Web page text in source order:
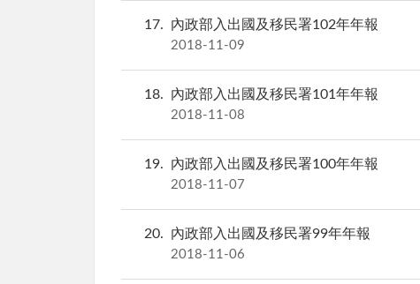
17 內政部入出國及移民署102年年報
2018-11-09
18 內政部入出國及移民署101年年報
2018-11-08
19 內政部入出國及移民署100年年報
2018-11-07
20 內政部入出國及移民署99年年報
2018-11-06